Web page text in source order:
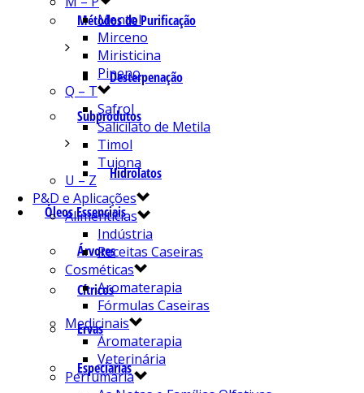
Métodos de Purificação
Desterpenação
Subprodutos
Hidrolatos
Óleos Essenciais
Árvores
Cítricos
Ervas
Especiarias
Mentol
Mirceno
Miristicina
Pineno
Q – T
Safrol
Salicilato de Metila
Timol
Tujona
U – Z
P&D e Aplicações
Alimentícias
Indústria
Receitas Caseiras
Cosméticas
Aromaterapia
Fórmulas Caseiras
Medicinais
Aromaterapia
Veterinária
Perfumaria